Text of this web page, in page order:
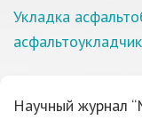
Укладка
Научный журнал